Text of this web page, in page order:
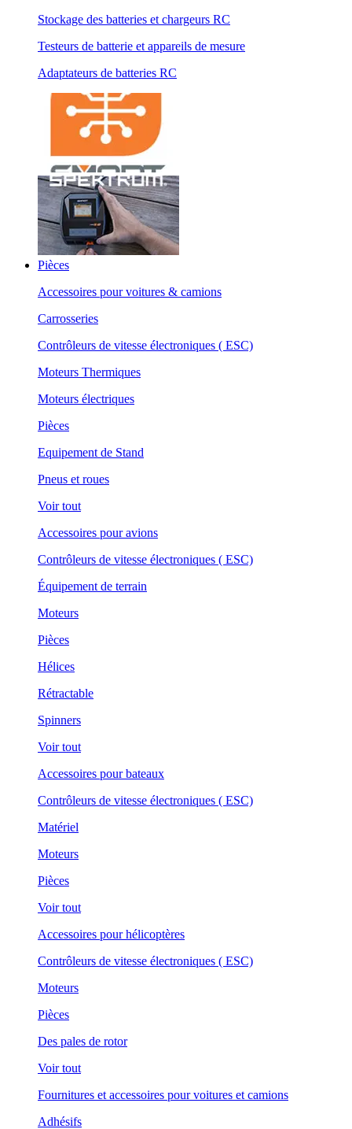
Stockage des batteries et chargeurs RC
Testeurs de batterie et appareils de mesure
Adaptateurs de batteries RC
Pièces
Accessoires pour voitures & camions
Carrosseries
Contrôleurs de vitesse électroniques ( ESC)
Moteurs Thermiques
Moteurs électriques
Pièces
Equipement de Stand
Pneus et roues
Voir tout
Accessoires pour avions
Contrôleurs de vitesse électroniques ( ESC)
Équipement de terrain
Moteurs
Pièces
Hélices
Rétractable
Spinners
Voir tout
Accessoires pour bateaux
Contrôleurs de vitesse électroniques ( ESC)
Matériel
Moteurs
Pièces
Voir tout
Accessoires pour hélicoptères
Contrôleurs de vitesse électroniques ( ESC)
Moteurs
Pièces
Des pales de rotor
Voir tout
Fournitures et accessoires pour voitures et camions
Adhésifs